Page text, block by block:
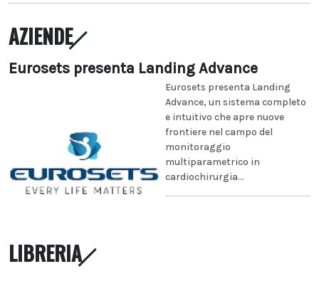
AZIENDE
Eurosets presenta Landing Advance
Eurosets presenta Landing
Advance, un sistema completo
e intuitivo che apre nuove
frontiere nel campo del
monitoraggio
multiparametrico in
cardiochirurgia...
LIBRERIA